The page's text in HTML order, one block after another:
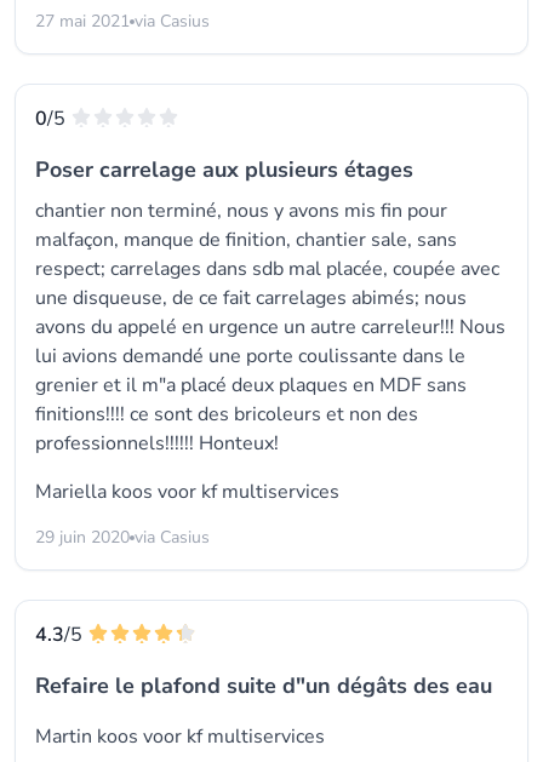
27 mai 2021 via Casius
0/5
Poser carrelage aux plusieurs étages
chantier non terminé, nous y avons mis fin pour
malfaçon, manque de finition, chantier sale, sans
respect; carrelages dans sdb mal placée, coupée avec
une disqueuse, de ce fait carrelages abimés; nous
avons du appelé en urgence un autre carreleur!!! Nous
lui avions demandé une porte coulissante dans le
grenier et il m"a placé deux plaques en MDF sans
finitions!!!! ce sont des bricoleurs et non des
professionnels!!!!!! Honteux!
Mariella koos voor kf multiservices
29 juin 2020 via Casius
4.3/5
Refaire le plafond suite d"un dégâts des eau
Martin koos voor kf multiservices